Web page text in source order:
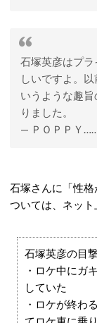
石塚英彦はプ
しいですよ。
いうような趣
りました。
— ＰＯＰＰＹ
石塚さんに「性
ついては、ネット
石塚英彦の目
・ロケ中にガ
していた
・ロケが終わ